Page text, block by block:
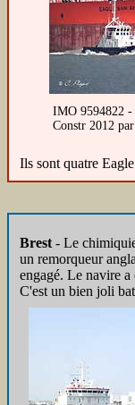
IMO 9594822
Constr 2012
Ils sont quatre
Brest - Le
un remorqueur
engagé. Le navire
C'est un bien joli